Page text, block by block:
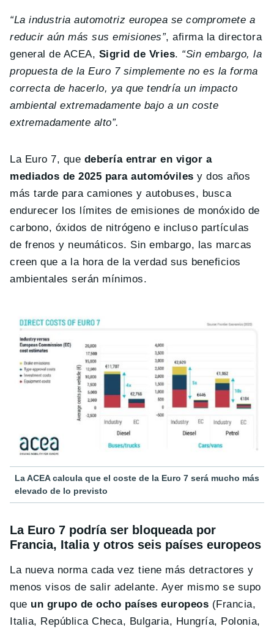
“La industria automotriz europea se compromete a
reducir aún más sus emisiones”, afirma la directora
general de ACEA, Sigrid de Vries. “Sin embargo, la
propuesta de la Euro 7 simplemente no es la forma
correcta de hacerlo, ya que tendría un impacto
ambiental extremadamente bajo a un coste
extremadamente alto”.
La Euro 7, que debería entrar en vigor a
mediados de 2025 para automóviles y dos años
más tarde para camiones y autobuses, busca
endurecer los límites de emisiones de monóxido de
carbono, óxidos de nitrógeno e incluso partículas
de frenos y neumáticos. Sin embargo, las marcas
creen que a la hora de la verdad sus beneficios
ambientales serán mínimos.
La ACEA calcula que el coste de la Euro 7 será mucho más
elevado de lo previsto
La Euro 7 podría ser bloqueada por
Francia, Italia y otros seis países europeos
La nueva norma cada vez tiene más detractores y
menos visos de salir adelante. Ayer mismo se supo
que un grupo de ocho países europeos (Francia,
Italia, República Checa, Bulgaria, Hungría, Polonia,